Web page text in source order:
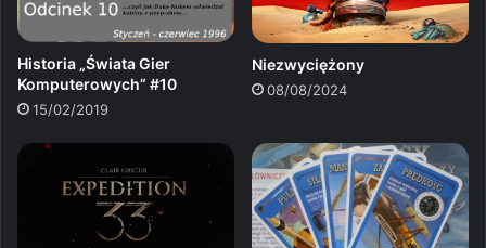
Historia „Świata Gier
Komputerowych” #10
15/02/2019
Niezwyciężony
08/08/2024